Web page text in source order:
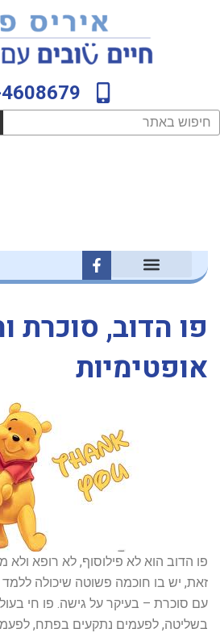
חיפוש
c
o
k
-
פו הדוב, סוכרת
אופטימיות
פו הדוב הוא לא פילוסוף, לא רופא ולא
זאת, יש בו חוכמה פשוטה שיכולה ללמד
עם סוכרת – בעיקר על גישה. פו חי
בשליטה, לפעמים נתקעים בפתח,